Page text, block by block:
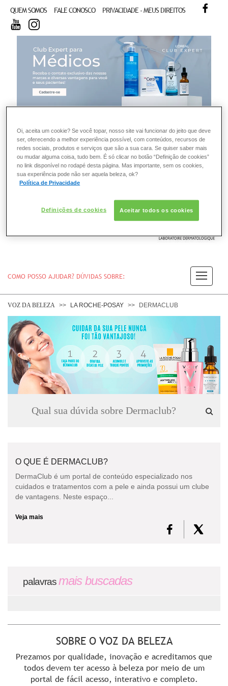
QUEM SOMOS FALE CONOSCO PRIVACIDADE - MEUS DIREITOS
YOUTUBE
COMO POSSO AJUDAR? DÚVIDAS SOBRE:
PELE
CABELO
DESODORANTE
SOLAR
CONSULTORIA DE PRODUTOS LA ROCHE-POSAY
VOZ DA BELEZA LA ROCHE-POSAY DERMACLUB
O QUE É DERMACLUB?
DermaClub é um portal de conteúdo especializado nos
cuidados e tratamentos com a pele e ainda possui um clube
de vantagens. Neste espaço...
Veja mais
palavrasmais buscadas
SOBRE O VOZ DA BELEZA
Prezamos por qualidade, inovação e acreditamos que
todos devem ter acesso à beleza por meio de um
portal de fácil acesso, interativo e completo.
Oi, aceita um cookie? Se você topar, nosso site vai funcionar do jeito que deve
ser, oferecendo a melhor experiência possível, com conteúdos, recursos de
redes sociais, produtos e serviços que são a sua cara. Se quiser saber mais
ou mudar alguma coisa, tudo bem. É só clicar no botão “Definição de cookies”
no link disponível no rodapé desta página. Mas importante, sem os cookies,
sua experiência pode não ser aquela beleza, ok?
Política de Privacidade
Definições de cookies Aceitar todos os cookies